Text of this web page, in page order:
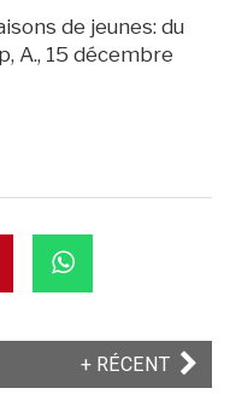
de jeunes: du
A., 15 décembre
partager
cet
PinterestWhatsApp
+ RÉCENT